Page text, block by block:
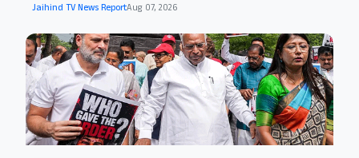
Jaihind TV News ReportAug 07, 2026